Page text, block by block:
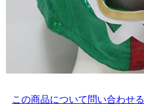
この商品について問い合わせる